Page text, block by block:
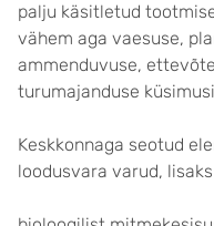
palju käsitletud
vähem aga vaesuse,
ammenduvuse,
turumajanduse
Keskkonnaga seotud
loodusvara varud,